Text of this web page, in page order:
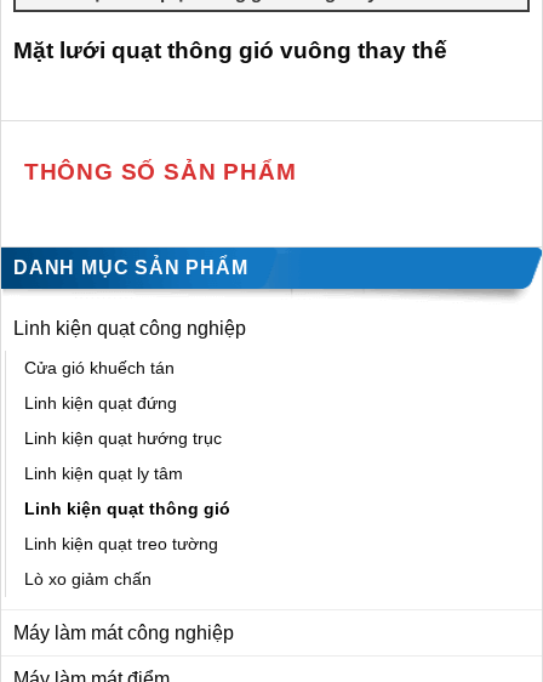
Mặt lưới quạt thông gió vuông thay thế
THÔNG SỐ SẢN PHẨM
DANH MỤC SẢN PHẨM
Linh kiện quạt công nghiệp
Cửa gió khuếch tán
Linh kiện quạt đứng
Linh kiện quạt hướng trục
Linh kiện quạt ly tâm
Linh kiện quạt thông gió
Linh kiện quạt treo tường
Lò xo giảm chấn
Máy làm mát công nghiệp